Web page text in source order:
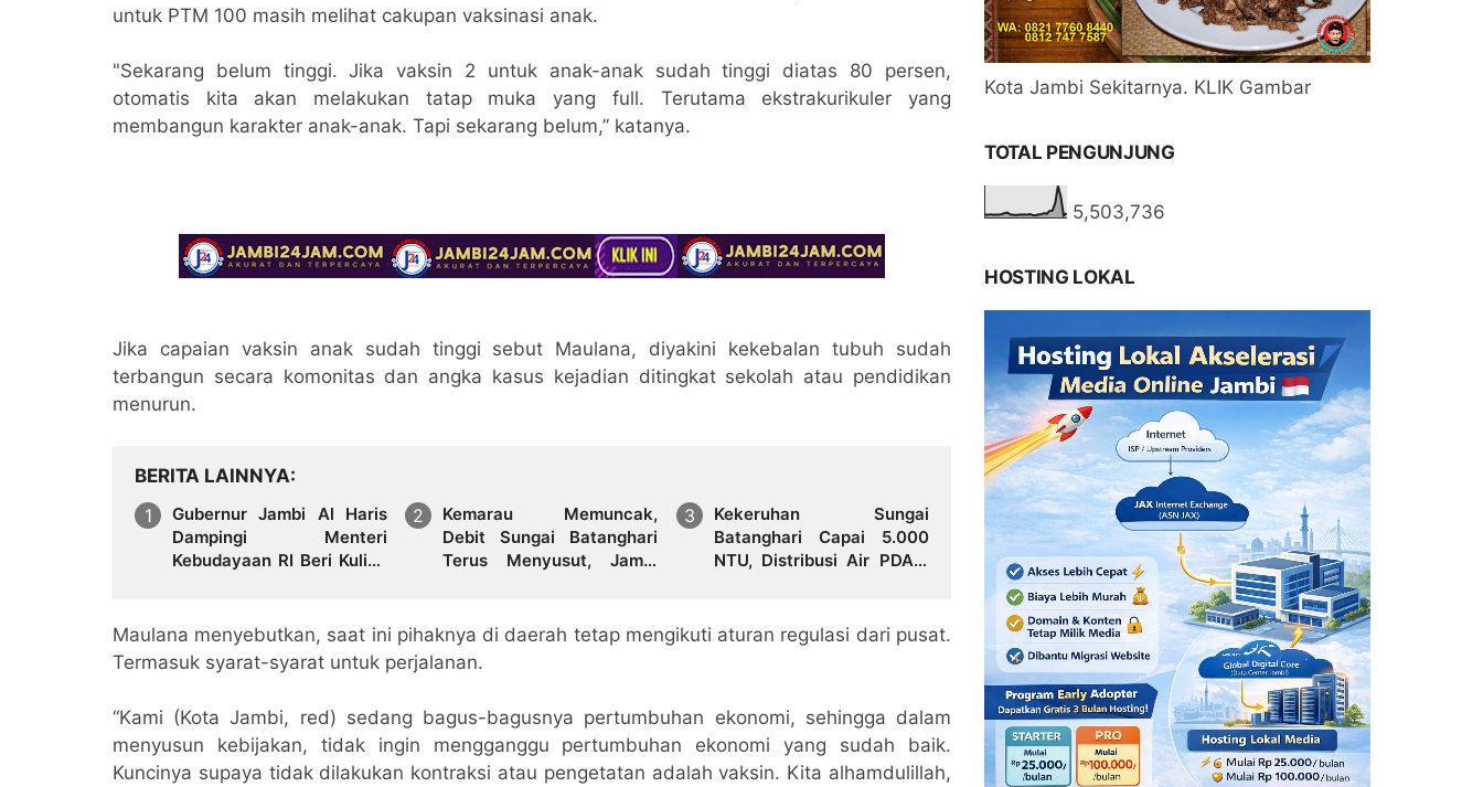
untuk PTM 100 masih melihat cakupan vaksinasi anak.
"Sekarang belum tinggi. Jika vaksin 2 untuk anak-anak sudah tinggi diatas 80 persen,
otomatis kita akan melakukan tatap muka yang full. Terutama ekstrakurikuler yang
membangun karakter anak-anak. Tapi sekarang belum,” katanya.
Jika capaian vaksin anak sudah tinggi sebut Maulana, diyakini kekebalan tubuh sudah
terbangun secara komonitas dan angka kasus kejadian ditingkat sekolah atau pendidikan
menurun.
BERITA LAINNYA
Gubernur Jambi Al Haris
Dampingi Menteri
Kebudayaan RI Beri Kuliah
Kemarau Memuncak,
Debit Sungai Batanghari
Terus Menyusut, Jambi
Kekeruhan Sungai
Batanghari Capai 5.000
NTU, Distribusi Air PDAM
Maulana menyebutkan, saat ini pihaknya di daerah tetap mengikuti aturan regulasi dari pusat.
Termasuk syarat-syarat untuk perjalanan.
“Kami (Kota Jambi, red) sedang bagus-bagusnya pertumbuhan ekonomi, sehingga dalam
menyusun kebijakan, tidak ingin mengganggu pertumbuhan ekonomi yang sudah baik.
Kuncinya supaya tidak dilakukan kontraksi atau pengetatan adalah vaksin. Kita alhamdulillah,
Kota Jambi Sekitarnya. KLIK Gambar
TOTAL PENGUNJUNG
5,503,736
HOSTING LOKAL